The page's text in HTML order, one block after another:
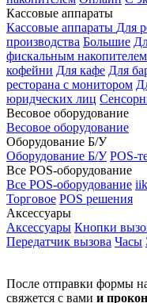
Кассовые аппараты
Кассовые аппараты Для
производства Большие
фискальным накопителем
кофейни Для кафе Для
ресторана с монитором
юридческих лиц
Весовое оборудование
Весовое оборудование
Оборудование Б/У
Оборудование Б/У POS-
Все POS-оборудование
Все POS-оборудование
Торговое POS решения
Аксессуары
Аксессуары Кнопки
Передатчик вызова Часы
После отправки формы
свяжется с вами и